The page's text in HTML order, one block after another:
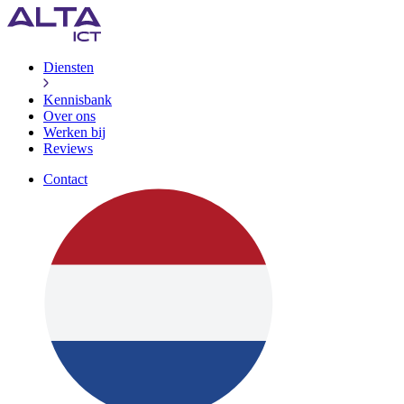
Diensten
Kennisbank
Over ons
Werken bij
Reviews
Contact